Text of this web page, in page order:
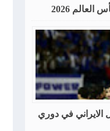
2026
الايراني في دوري